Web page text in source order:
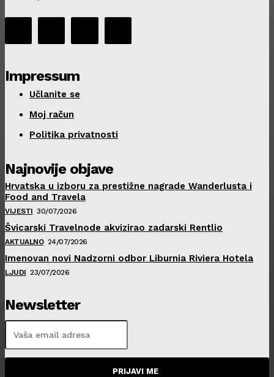
Impressum
Učlanite se
Moj račun
Politika privatnosti
Najnovije objave
Hrvatska u izboru za prestižne nagrade Wanderlusta i
Food and Travela
VIJESTI 30/07/2026
Švicarski Travelnode akvizirao zadarski Rentlio
AKTUALNO 24/07/2026
Imenovan novi Nadzorni odbor Liburnia Riviera Hotela
LJUDI 23/07/2026
Newsletter
PRIJAVI ME